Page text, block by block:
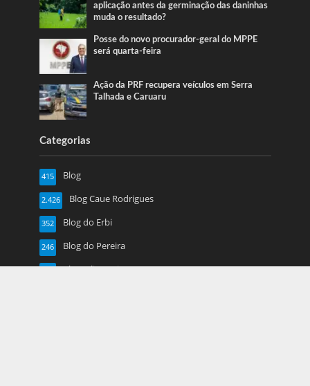
aplicação antes da germinação das daninhas
muda o resultado?
Posse do novo procurador-geral do MPPE
será quarta-feira
Ação da PRF recupera veículos em Serra
Talhada e Caruaru
Categorias
Blog
415
Blog Caue Rodrigues
2.426
Blog do Erbi
352
Blog do Pereira
246
Blog Juliana Lima